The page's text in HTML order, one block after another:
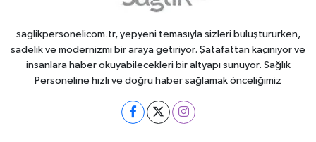
saglikpersonelicom.tr, yepyeni temasıyla sizleri buluştururken,
sadelik ve modernizmi bir araya getiriyor. Şatafattan kaçınıyor ve
insanlara haber okuyabilecekleri bir altyapı sunuyor. Sağlık
Personeline hızlı ve doğru haber sağlamak önceliğimiz